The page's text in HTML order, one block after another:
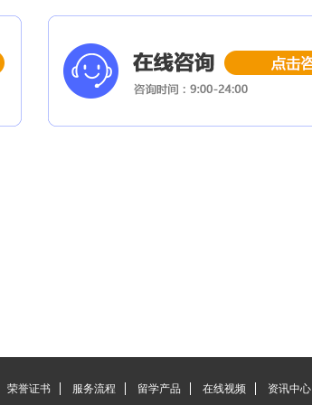
荣誉证书 服务流程 留学产品 在线视频 资讯中心